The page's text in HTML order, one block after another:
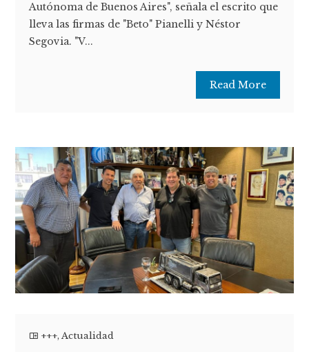
Autónoma de Buenos Aires", señala el escrito que
lleva las firmas de "Beto" Pianelli y Néstor
Segovia. "V...
Read More
+++,Actualidad